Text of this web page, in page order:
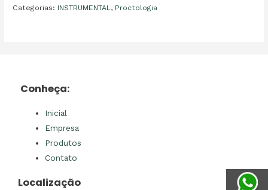
Categorias: INSTRUMENTAL, Proctologia
Conheça:
Inicial
Empresa
Produtos
Contato
Localização